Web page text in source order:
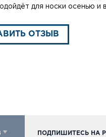
для носки осенью и
ОТЗЫВ
ПОДПИШИТЕСЬ НА